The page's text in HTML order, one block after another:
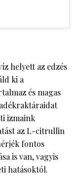
helyett az edzés
ki a
és magas
izmaink
az L-citrullin
fontos
is van, vagyis
hatásoktól.